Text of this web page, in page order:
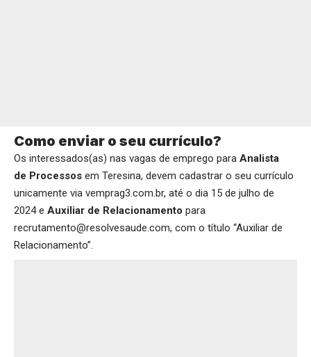
Como enviar o seu currículo?
Os interessados(as) nas vagas de emprego para Analista
de Processos em Teresina, devem cadastrar o seu currículo
unicamente via vemprag3.com.br, até o dia 15 de julho de
2024 e Auxiliar de Relacionamento para
recrutamento@resolvesaude.com, com o título “Auxiliar de
Relacionamento”.